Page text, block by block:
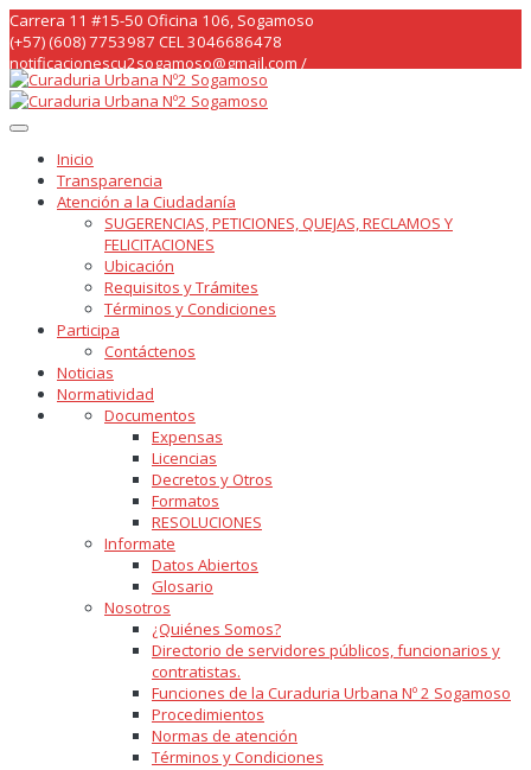
Skip
to
content
Carrera 11 #15-50 Oficina 106, Sogamoso
(+57) (608) 7753987 CEL 3046686478
notificacionescu2sogamoso@gmail.com /
curaduria2sogamoso@gmail.com /
Inicio
Transparencia
Atención a la Ciudadanía
SUGERENCIAS, PETICIONES, QUEJAS, RECLAMOS Y
FELICITACIONES
Ubicación
Requisitos y Trámites
Términos y Condiciones
Participa
Contáctenos
Noticias
Normatividad
Documentos
Expensas
Licencias
Decretos y Otros
Formatos
RESOLUCIONES
Informate
Datos Abiertos
Glosario
Nosotros
¿Quiénes Somos?
Directorio de servidores públicos, funcionarios y
contratistas.
Funciones de la Curaduria Urbana Nº 2 Sogamoso
Procedimientos
Normas de atención
Términos y Condiciones